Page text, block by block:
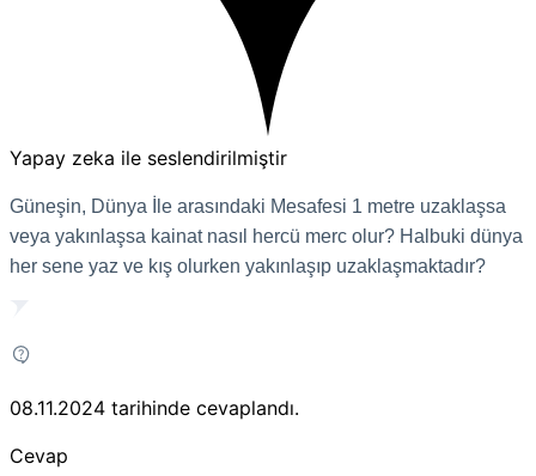
Yapay zeka ile seslendirilmiştir
Güneşin, Dünya İle arasındaki Mesafesi 1 metre uzaklaşsa
veya yakınlaşsa kainat nasıl hercü merc olur? Halbuki dünya
her sene yaz ve kış olurken yakınlaşıp uzaklaşmaktadır?
08.11.2024 tarihinde cevaplandı.
Cevap